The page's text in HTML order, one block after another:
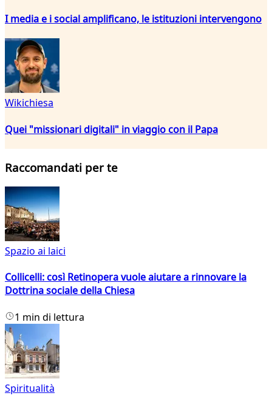
I media e i social amplificano, le istituzioni intervengono
Wikichiesa
Quei "missionari digitali" in viaggio con il Papa
Raccomandati per te
Spazio ai laici
Collicelli: così Retinopera vuole aiutare a rinnovare la
Dottrina sociale della Chiesa
1 min di lettura
Spiritualità